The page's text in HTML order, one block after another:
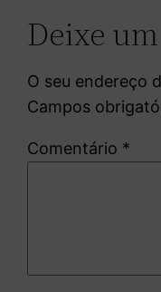
Deixe
O seu endereço
Campos
Comentário *